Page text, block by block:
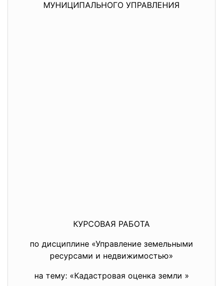
МУНИЦИПАЛЬНОГО УПРАВЛЕНИЯ
КУРСОВАЯ РАБОТА
по дисциплине «Управление земельными
ресурсами и недвижимостью»
на тему: «Кадастровая оценка земли »